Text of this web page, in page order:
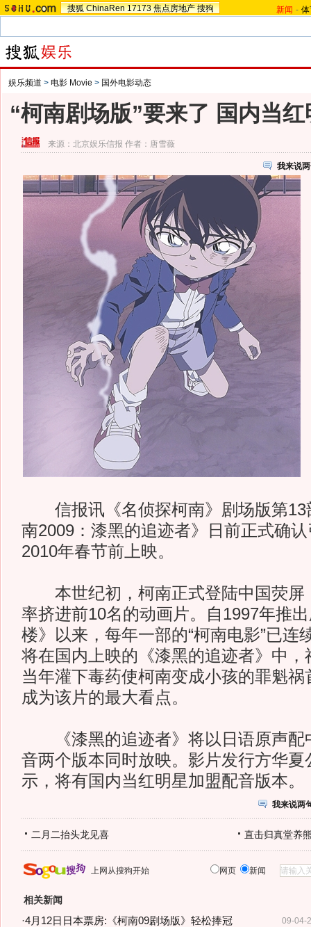
搜狐 ChinaRen 17173 焦点房地产 搜狗 新闻 -
娱乐频道 > 电影 Movie > 国外电影动态
“柯南剧场版”要来了 国内当
来源： 北京娱乐信报 作者：唐雪薇
我来说
信报讯《名侦探柯南》剧场版第
南2009：漆黑的追迹者》日前正式确
2010年春节前上映。
本世纪初，柯南正式登陆中国荧屏
率挤进前10名的动画片。自1997年推
楼》以来，每年一部的“柯南电影”已连
将在国内上映的《漆黑的追迹者》中，
当年灌下毒药使柯南变成小孩的罪魁
成为该片的最大看点。
《漆黑的追迹者》将以日语原声配
音两个版本同时放映。影片发行方华夏
示，将有国内当红明星加盟配音版本。
我来说两
二月二抬头龙见喜 直击归真堂养
上网从搜狗开始 网页 新闻
相关新闻
09-04-
·4月12日日本票房:《柯南09剧场版》轻松捧冠